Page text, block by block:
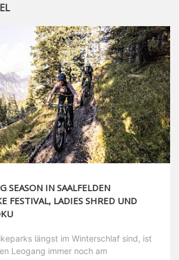
SEASON IN SAALFELDEN
FESTIVAL, LADIES SHRED UND
längst im Winterschlaf sind, ist
Leogang immer noch am